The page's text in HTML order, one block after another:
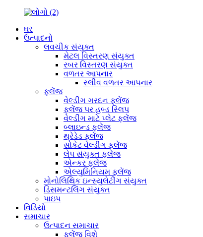
ઘર
ઉત્પાદનો
લવચીક સંયુક્ત
મેટલ વિસ્તરણ સંયુક્ત
રબર વિસ્તરણ સંયુક્ત
વળતર આપનાર
સ્લીવ વળતર આપનાર
ફ્લેંજ
વેલ્ડીંગ ગરદન ફ્લેંજ
ફ્લેંજ પર હબ્ડ સ્લિપ
વેલ્ડીંગ માટે પ્લેટ ફ્લેંજ
બ્લાઇન્ડ ફ્લેંજ
થ્રેડેડ ફ્લેંજ
સોકેટ વેલ્ડીંગ ફ્લેંજ
લેપ સંયુક્ત ફ્લેંજ
એન્કર ફ્લેંજ
એલ્યુમિનિયમ ફ્લેંજ
મોનોલિથિક ઇન્સ્યુલેટીંગ સંયુક્ત
ડિસમન્ટલિંગ સંયુક્ત
પાઇપ
વિડિયો
સમાચાર
ઉત્પાદન સમાચાર
ફ્લેંજ વિશે